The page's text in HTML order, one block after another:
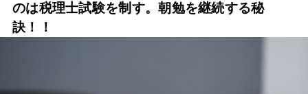
のは税理士試験を制す。朝勉を継続する秘
訣！！